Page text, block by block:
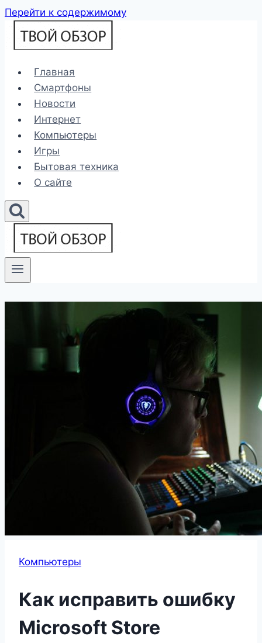
Перейти к содержимому
Главная
Смартфоны
Новости
Интернет
Компьютеры
Игры
Бытовая техника
О сайте
Компьютеры
Как исправить ошибку
Microsoft Store